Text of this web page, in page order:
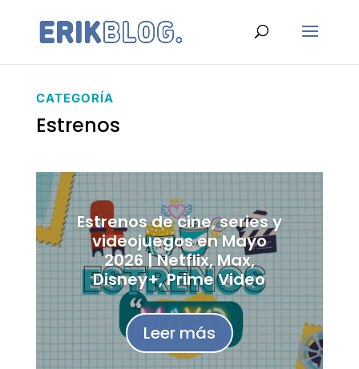
CATEGORÍA
Estrenos
Estrenos de cine, series y
videojuegos en Mayo
2026 | Netflix, Max,
Disney+, Prime Video
Leer más